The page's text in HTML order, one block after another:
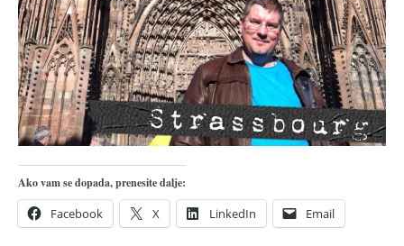
azbuki i knjige
Okinava karate
najnovije na blogu
moje beleške
istorija karatea
bubishi
karate
kihon
Ako vam se dopada, prenesite dalje:
Facebook X LinkedIn Email